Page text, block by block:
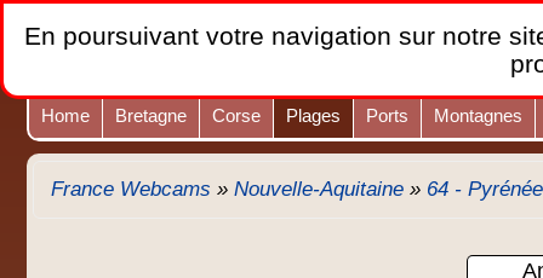
Home Bretagne Corse Plages Ports Montagnes
France Webcams » Nouvelle-Aquitaine » 64 -
En poursuivant votre navigation sur notre